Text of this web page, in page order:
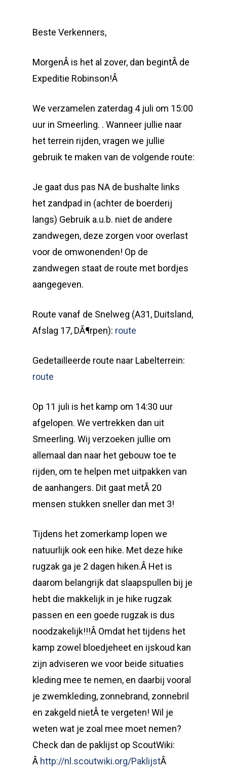
Beste Verkenners,
MorgenÂ is het al zover, dan begintÂ de
Expeditie Robinson!Â
We verzamelen zaterdag 4 juli om 15:00
uur in Smeerling. . Wanneer jullie naar
het terrein rijden, vragen we jullie
gebruik te maken van de volgende route:
Je gaat dus pas NA de bushalte links
het zandpad in (achter de boerderij
langs) Gebruik a.u.b. niet de andere
zandwegen, deze zorgen voor overlast
voor de omwonenden! Op de
zandwegen staat de route met bordjes
aangegeven.
Route vanaf de Snelweg (A31, Duitsland,
Afslag 17, DÃ¶rpen): route
Gedetailleerde route naar Labelterrein:
route
Op 11 juli is het kamp om 14:30 uur
afgelopen. We vertrekken dan uit
Smeerling. Wij verzoeken jullie om
allemaal dan naar het gebouw toe te
rijden, om te helpen met uitpakken van
de aanhangers. Dit gaat metÂ 20
mensen stukken sneller dan met 3!
Tijdens het zomerkamp lopen we
natuurlijk ook een hike. Met deze hike
rugzak ga je 2 dagen hiken.Â Het is
daarom belangrijk dat slaapspullen bij je
hebt die makkelijk in je hike rugzak
passen en een goede rugzak is dus
noodzakelijk!!!Â Omdat het tijdens het
kamp zowel bloedjeheet en ijskoud kan
zijn adviseren we voor beide situaties
kleding mee te nemen, en daarbij vooral
je zwemkleding, zonnebrand, zonnebril
en zakgeld nietÂ te vergeten! Wil je
weten wat je zoal mee moet nemen?
Check dan de paklijst op ScoutWiki:
Â http://nl.scoutwiki.org/PaklijstÂ